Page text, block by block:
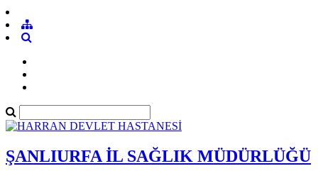
ŞANLIURFA İL SAĞLIK MÜDÜRLÜĞÜ